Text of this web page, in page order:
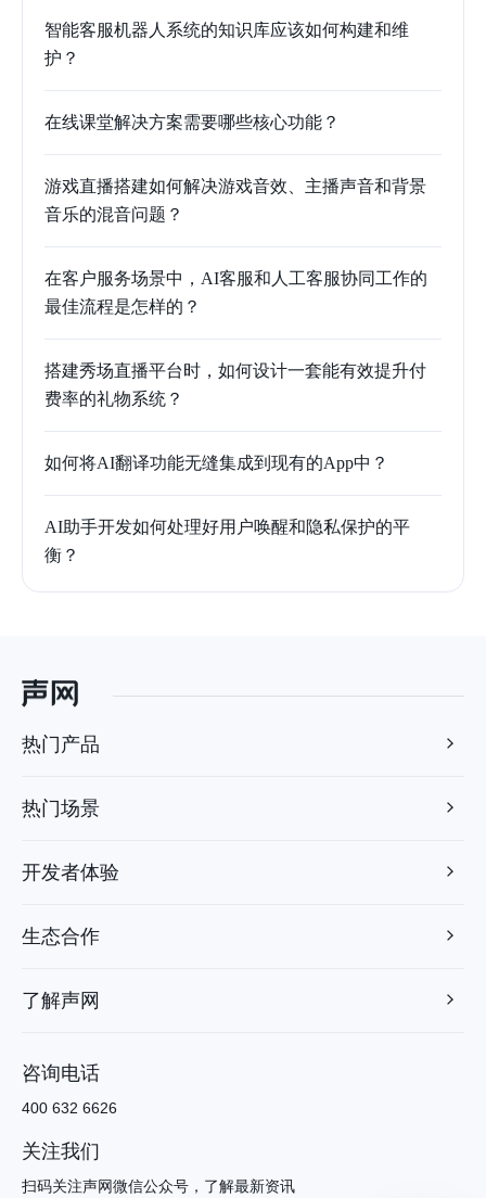
智能客服机器人系统的知识库应该如何构建和维
护？
在线课堂解决方案需要哪些核心功能？
游戏直播搭建如何解决游戏音效、主播声音和背景
音乐的混音问题？
在客户服务场景中，AI客服和人工客服协同工作的
最佳流程是怎样的？
搭建秀场直播平台时，如何设计一套能有效提升付
费率的礼物系统？
如何将AI翻译功能无缝集成到现有的App中？
AI助手开发如何处理好用户唤醒和隐私保护的平
衡？
热门产品
热门场景
开发者体验
生态合作
了解声网
咨询电话
400 632 6626
关注我们
扫码关注声网微信公众号，了解最新资讯